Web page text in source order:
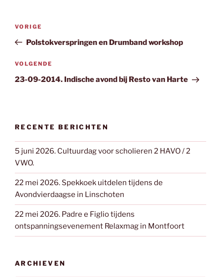
Vorig
bericht
VORIGE
Polstokverspringen en Drumband workshop
Volgend
bericht
VOLGENDE
23-09-2014. Indische avond bij Resto van Harte
RECENTE BERICHTEN
5 juni 2026. Cultuurdag voor scholieren 2 HAVO / 2
VWO.
22 mei 2026. Spekkoek uitdelen tijdens de
Avondvierdaagse in Linschoten
22 mei 2026. Padre e Figlio tijdens
ontspanningsevenement Relaxmag in Montfoort
ARCHIEVEN